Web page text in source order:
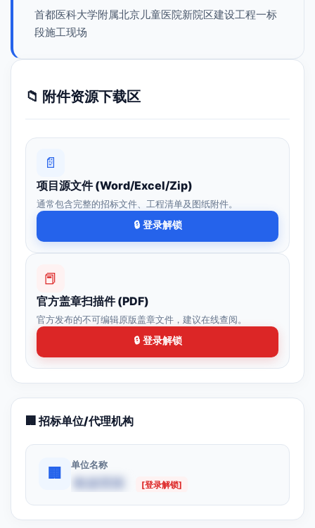
首都医科大学附属北京儿童医院新院区建设工程一标
段施工现场
📁 附件资源下载区
📄
项目源文件 (Word/Excel/Zip)
通常包含完整的招标文件、工程清单及图纸附件。
🔒 登录解锁
📕
官方盖章扫描件 (PDF)
官方发布的不可编辑原版盖章文件，建议在线查阅。
🔒 登录解锁
🏢 招标单位/代理机构
🏢
单位名称
[登录解锁]